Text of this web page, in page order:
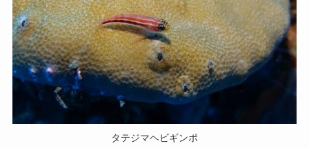
タテジマヘビギンポ